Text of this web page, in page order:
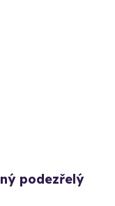
podezřelý